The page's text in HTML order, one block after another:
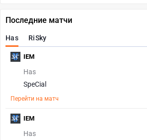
Последние матчи
Has RiSky
Has
SpeCial
Перейти на матч
IEM
Has
IEM